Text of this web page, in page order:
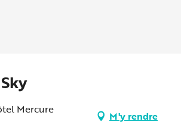
Mercure
M'y rendre